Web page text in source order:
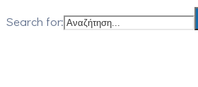
Search for: